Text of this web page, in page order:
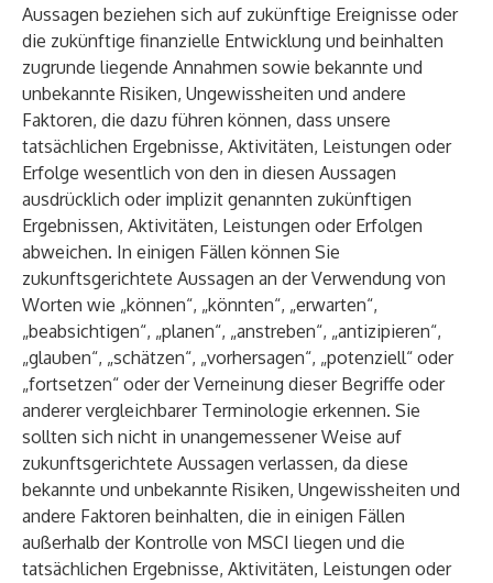
Aussagen beziehen sich auf zukünftige Ereignisse oder
die zukünftige finanzielle Entwicklung und beinhalten
zugrunde liegende Annahmen sowie bekannte und
unbekannte Risiken, Ungewissheiten und andere
Faktoren, die dazu führen können, dass unsere
tatsächlichen Ergebnisse, Aktivitäten, Leistungen oder
Erfolge wesentlich von den in diesen Aussagen
ausdrücklich oder implizit genannten zukünftigen
Ergebnissen, Aktivitäten, Leistungen oder Erfolgen
abweichen. In einigen Fällen können Sie
zukunftsgerichtete Aussagen an der Verwendung von
Worten wie „können“, „könnten“, „erwarten“,
„beabsichtigen“, „planen“, „anstreben“, „antizipieren“,
„glauben“, „schätzen“, „vorhersagen“, „potenziell“ oder
„fortsetzen“ oder der Verneinung dieser Begriffe oder
anderer vergleichbarer Terminologie erkennen. Sie
sollten sich nicht in unangemessener Weise auf
zukunftsgerichtete Aussagen verlassen, da diese
bekannte und unbekannte Risiken, Ungewissheiten und
andere Faktoren beinhalten, die in einigen Fällen
außerhalb der Kontrolle von MSCI liegen und die
tatsächlichen Ergebnisse, Aktivitäten, Leistungen oder